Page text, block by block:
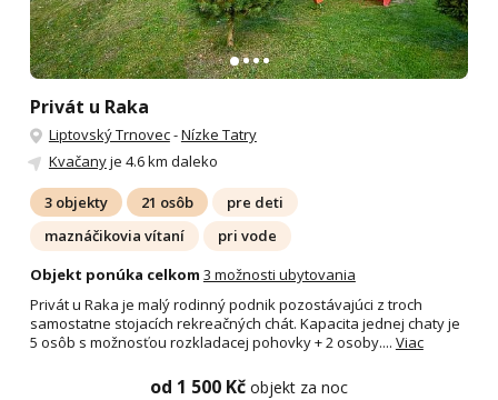
Privát u Raka
Liptovský Trnovec-Nízke Tatry
Kvačanyje 4.6 km daleko
3 objekty 21 osôb
pre deti
maznáčikovia vítaní
pri vode
Objekt ponúka celkom 3 možnosti ubytovania
Privát u Raka je malý rodinný podnik pozostávajúci z troch
samostatne stojacích rekreačných chát. Kapacita jednej chaty je
5 osôb s možnosťou rozkladacej pohovky + 2 osoby.... Viac
od 1 500 Kč objekt za noc